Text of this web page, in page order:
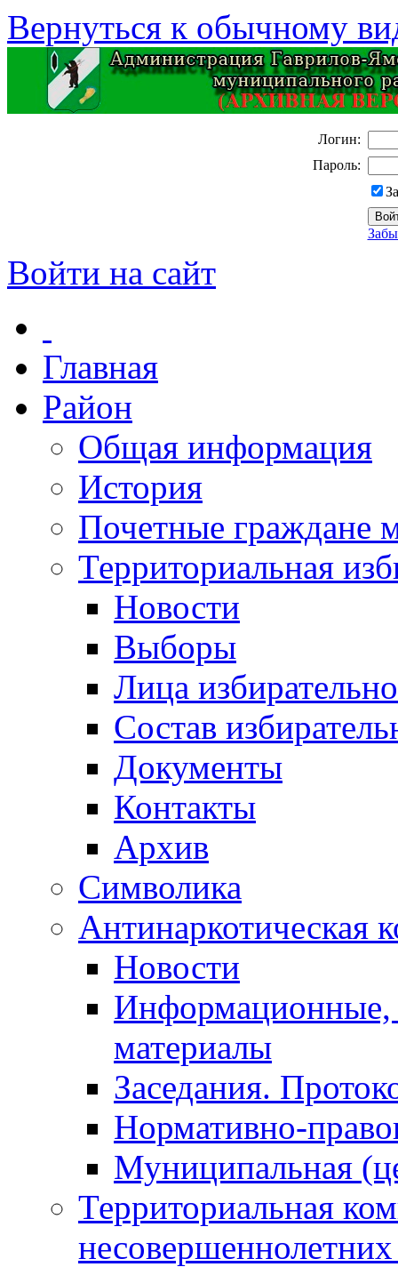
Вернуться к обычному
Логин:
Пароль:
Войти на сайт
Главная
Район
Общая информация
История
Почетные граждане
Территориальная
Новости
Выборы
Лица
Состав
Документы
Контакты
Архив
Символика
Антинаркотическая
Новости
Информационные,
материалы
Заседания.
Нормативно-
Муниципальная
Территориальная